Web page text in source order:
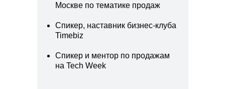
Москве по тематике продаж
Спикер, наставник бизнес-клуба
Timebiz
Спикер и ментор по продажам
на Tech Week